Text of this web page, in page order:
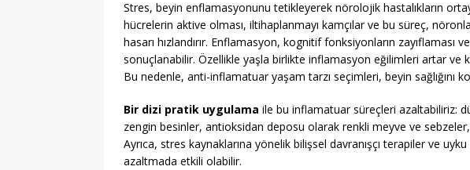
Stres, beyin enflamasyonunu tetikleyerek nörolojik hastalıkların
hücrelerin aktive olması, iltihaplanmayı kamçılar ve bu süreç,
hasarı hızlandırır. Enflamasyon, kognitif fonksiyonların zayıflaması
sonuçlanabilir. Özellikle yaşla birlikte inflamasyon eğilimleri artar ve
Bu nedenle, anti-inflamatuar yaşam tarzı seçimleri, beyin sağlığını
Bir dizi pratik uygulama ile bu inflamatuar süreçleri azaltabiliriz:
zengin besinler, antioksidan deposu olarak renkli meyve ve
Ayrıca, stres kaynaklarına yönelik bilişsel davranışçı terapiler ve
azaltmada etkili olabilir.